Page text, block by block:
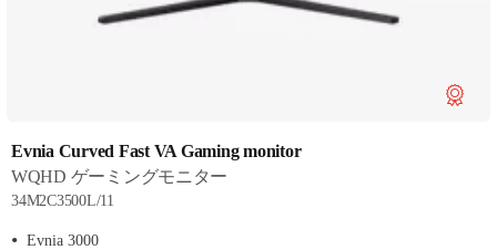
Evnia Curved Fast VA Gaming monitor
WQHD ゲーミングモニター
34M2C3500L/11
Evnia 3000